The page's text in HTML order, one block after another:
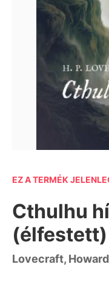
EZ A TERMÉK
Cthulhu
(élfestett)
Lovecraft,